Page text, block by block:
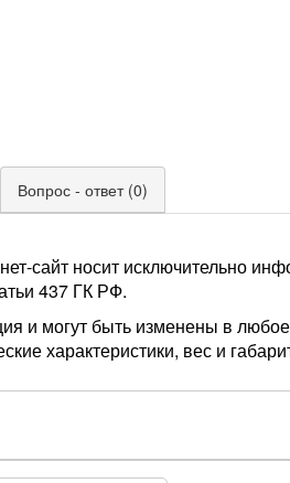
Вопрос - ответ (0)
сайт носит исключительно
437 ГК РФ.
и могут быть изменены в
характеристики, вес и